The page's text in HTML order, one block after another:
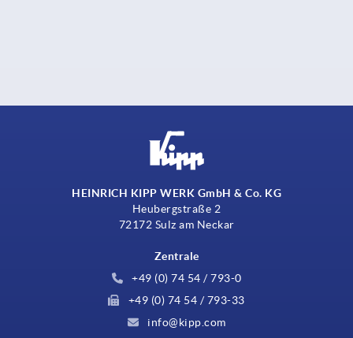
HEINRICH KIPP WERK GmbH & Co. KG
Heubergstraße 2
72172 Sulz am Neckar
Zentrale
+49 (0) 74 54 / 793-0
+49 (0) 74 54 / 793-33
info@kipp.com